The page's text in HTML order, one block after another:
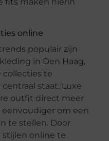
online
populair zijn
in Den Haag,
collecties te
staat. Luxe
outfit direct meer
om een
te stellen. Door
online te